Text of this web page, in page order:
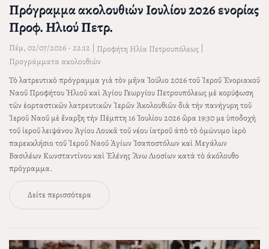
Πρόγραμμα ακολουθιών Ιουλίου 2026 ενορίας
Προφ. Ηλιού Πετρ.
Πέμ, 02/07/2026 - 22:12 Προφήτη Ηλία Πετρουπόλεως
Προγράμματα ακολουθιών
Τὸ λατρευτικὸ πρόγραμμα γιὰ τὸν μῆνα Ἰούλιο 2026 τοῦ Ἱεροῦ Ἐνοριακοῦ
Ναοῦ Προφήτου Ἠλιοῦ καὶ Ἁγίου Γεωργίου Πετρουπόλεως μὲ κορύφωση
τῶν ἑορταστικῶν λατρευτικῶν Ἱερῶν Ἀκολουθιῶν διὰ τὴν πανήγυρη τοῦ
Ἱεροῦ Ναοῦ μὲ ἔναρξη τὴν Πέμπτη 16 Ἰουλίου 2026 ὥρα 19:30 με ὑποδοχὴ
τοῦ ἱεροῦ λειψάνου Ἁγίου Λουκᾶ τοῦ νέου ἰατροῦ ἀπὸ τὸ ὁμώνυμο ἱερὸ
παρεκκλήσιο τοῦ Ἱεροῦ Ναοῦ Ἁγίων Ἰσαποστόλων καὶ Μεγάλων
Βασιλέων Κωνσταντίνου καὶ Ἑλένης Ἄνω Λιοσίων κατὰ τὸ ἀκόλουθο
πρόγραμμα.
Δείτε περισσότερα